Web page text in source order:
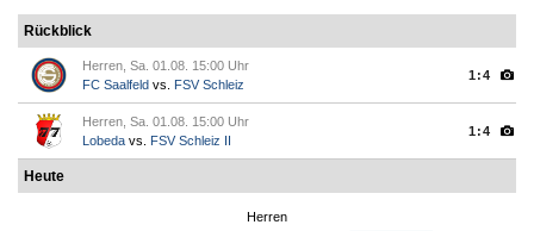
Rückblick
Herren, Sa. 01.08. 15:00 Uhr
FC Saalfeld vs. FSV Schleiz
1:4
Herren, Sa. 01.08. 15:00 Uhr
Lobeda vs. FSV Schleiz II
1:4
Heute
Herren